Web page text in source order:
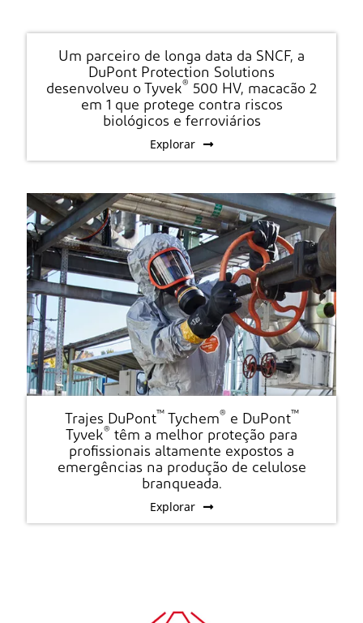
Um parceiro de longa data da SNCF, a
DuPont Protection Solutions
desenvolveu o Tyvek® 500 HV, macacão 2
em 1 que protege contra riscos
biológicos e ferroviários
Explorar
Trajes DuPont™ Tychem® e DuPont™
Tyvek® têm a melhor proteção para
profissionais altamente expostos a
emergências na produção de celulose
branqueada.
Explorar